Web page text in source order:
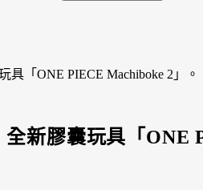
「ONE PIECE Machiboke 2」。
新膠囊玩具「ONE